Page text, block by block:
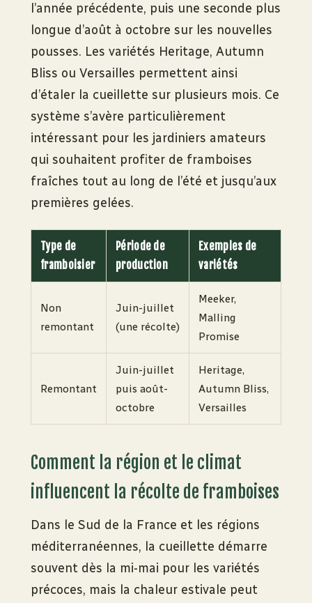
l’année précédente, puis une seconde plus
longue d’août à octobre sur les nouvelles
pousses. Les variétés Heritage, Autumn
Bliss ou Versailles permettent ainsi
d’étaler la cueillette sur plusieurs mois. Ce
système s’avère particulièrement
intéressant pour les jardiniers amateurs
qui souhaitent profiter de framboises
fraîches tout au long de l’été et jusqu’aux
premières gelées.
Type de
framboisier
Période de
production
Exemples de
variétés
Non
remontant
Juin-juillet
(une récolte)
Meeker,
Malling
Promise
Remontant
Juin-juillet
puis août-
octobre
Heritage,
Autumn Bliss,
Versailles
Comment la région et le climat
influencent la récolte de framboises
Dans le Sud de la France et les régions
méditerranéennes, la cueillette démarre
souvent dès la mi-mai pour les variétés
précoces, mais la chaleur estivale peut